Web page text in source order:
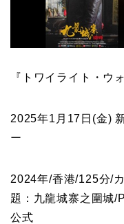
『トワイライト・ウ
2025年1月17日(金)
ー
2024年/香港/125分/
題：九龍城寨之圍城/
公式